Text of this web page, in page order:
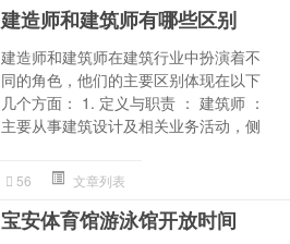
建造师和建筑师有哪些区别
建造师和建筑师在建筑行业中扮演着不
同的角色，他们的主要区别体现在以下
几个方面： 1. 定义与职责 ： 建筑师 ：
主要从事建筑设计及相关业务活动，侧
56 文章列表
宝安体育馆游泳馆开放时间